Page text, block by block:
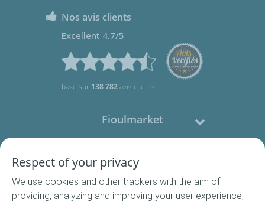
Nos avis clients
Excellent 4.7/5
basé sur 138 782avis clients
Fioulmarket
Nous contacter
Respect of your privacy
We use cookies and other trackers with the aim of
providing, analyzing and improving your user experience,